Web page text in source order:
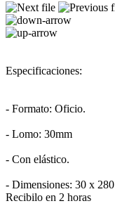
Especificaciones:
- Formato: Oficio.
- Lomo: 30mm
- Con elástico.
- Dimensiones: 30 x
Recibilo en 2 horas